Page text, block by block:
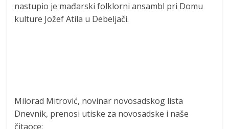
nastupio je mađarski folklorni ansambl pri Domu
kulture Jožef Atila u Debeljači.
Milorad Mitrović, novinar novosadskog lista
Dnevnik, prenosi utiske za novosadske i naše
čitaoce: